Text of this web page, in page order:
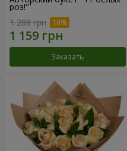
роз!"
1 288 грн
Заказать